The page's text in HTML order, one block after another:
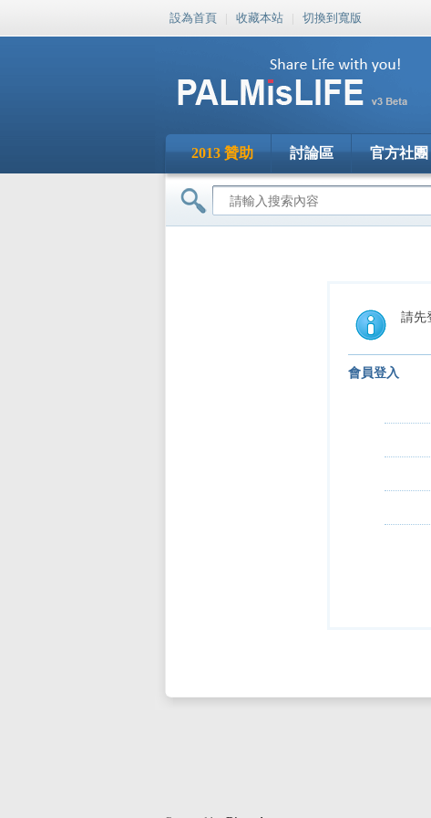
設為首頁 | 收藏本站 | 切換到寬版
2013 贊助 討論區 官方社團
請先
會員登入